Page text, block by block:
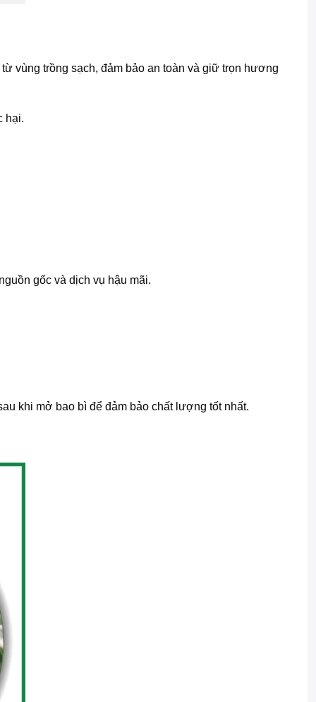
vùng trồng sạch, đảm bảo an toàn và giữ trọn hương
hại.
gốc và dịch vụ hậu mãi.
khi mở bao bì để đảm bảo chất lượng tốt nhất.